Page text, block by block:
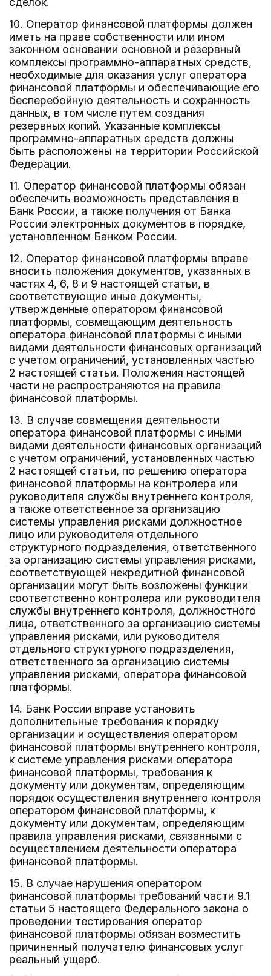
10. Оператор финансовой платформы должен
иметь на праве собственности или ином
законном основании основной и резервный
комплексы программно-аппаратных средств,
необходимые для оказания услуг оператора
финансовой платформы и обеспечивающие его
бесперебойную деятельность и сохранность
данных, в том числе путем создания
резервных копий. Указанные комплексы
программно-аппаратных средств должны
быть расположены на территории Российской
Федерации.
11. Оператор финансовой платформы обязан
обеспечить возможность представления в
Банк России, а также получения от Банка
России электронных документов в порядке,
установленном Банком России.
12. Оператор финансовой платформы вправе
вносить положения документов, указанных в
частях 4, 6, 8 и 9 настоящей статьи, в
соответствующие иные документы,
утвержденные оператором финансовой
платформы, совмещающим деятельность
оператора финансовой платформы с иными
видами деятельности финансовых организаций
с учетом ограничений, установленных частью
2 настоящей статьи. Положения настоящей
части не распространяются на правила
финансовой платформы.
13. В случае совмещения деятельности
оператора финансовой платформы с иными
видами деятельности финансовых организаций
с учетом ограничений, установленных частью
2 настоящей статьи, по решению оператора
финансовой платформы на контролера или
руководителя службы внутреннего контроля,
а также ответственное за организацию
системы управления рисками должностное
лицо или руководителя отдельного
структурного подразделения, ответственного
за организацию системы управления рисками,
соответствующей некредитной финансовой
организации могут быть возложены функции
соответственно контролера или руководителя
службы внутреннего контроля, должностного
лица, ответственного за организацию системы
управления рисками, или руководителя
отдельного структурного подразделения,
ответственного за организацию системы
управления рисками, оператора финансовой
платформы.
14. Банк России вправе установить
дополнительные требования к порядку
организации и осуществления оператором
финансовой платформы внутреннего контроля,
к системе управления рисками оператора
финансовой платформы, требования к
документу или документам, определяющим
порядок осуществления внутреннего контроля
оператором финансовой платформы, к
документу или документам, определяющим
правила управления рисками, связанными с
осуществлением деятельности оператора
финансовой платформы.
15. В случае нарушения оператором
финансовой платформы требований части 9.1
статьи 5 настоящего Федерального закона о
проведении тестирования оператор
финансовой платформы обязан возместить
причиненный получателю финансовых услуг
реальный ущерб.